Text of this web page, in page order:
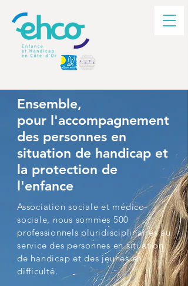
Ensemble,
pour l'accompagnement
des personnes en
situation de handicap et
la protection de
l'enfance
Association sociale et médico-
sociale, nous sommes 500
professionnels pluridisciplinaires au
service des personnes en situation
de handicap et des jeunes en
difficulté.